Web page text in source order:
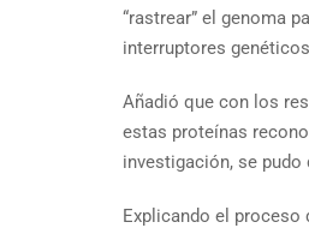
“rastrear” el genoma
interruptores
Añadió que con los
estas proteínas
investigación, se
Explicando el